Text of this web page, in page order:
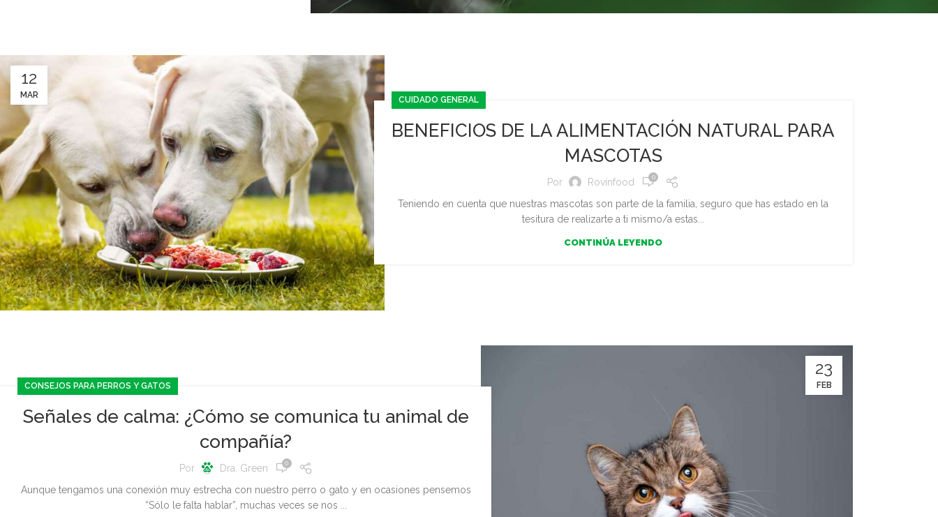
12
MAR
CUIDADO GENERAL
BENEFICIOS DE LA ALIMENTACIÓN NATURAL PARA
MASCOTAS
Por Rovinfood 0
Teniendo en cuenta que nuestras mascotas son parte de la familia, seguro que has estado en la
tesitura de realizarte a ti mismo/a estas...
CONTINÚA LEYENDO
23
FEB
CONSEJOS PARA PERROS Y GATOS
Señales de calma: ¿Cómo se comunica tu animal de
compañía?
Por Dra. Green 0
Aunque tengamos una conexión muy estrecha con nuestro perro o gato y en ocasiones pensemos
“Sólo le falta hablar”, muchas veces se nos ...